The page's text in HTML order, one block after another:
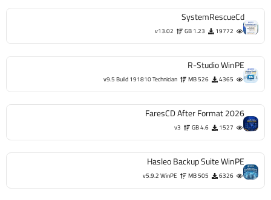
SystemRescueCd
19772
1.23 GB
v13.02
R-Studio WinPE
4365
526 MB
v9.5 Build 191810 Technician
FaresCD After Format 2026
1527
4.6 GB
v3
Hasleo Backup Suite WinPE
6326
505 MB
v5.9.2 WinPE